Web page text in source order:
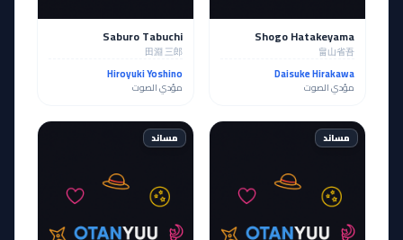
Shogo Hatakeyama
畠山省吾
Daisuke Hirakawa
مؤدي الصوت
Saburo Tabuchi
田淵 三郎
Hiroyuki Yoshino
مؤدي الصوت
مساند مساند